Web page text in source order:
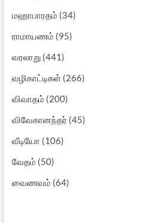
மஹாபாரதம் (34)
ராமாயணம் (95)
வரலாறு(441)
வழிகாட்டிகள்(266)
விவாதம் (200)
விவேகானந்தர் (45)
வீடியோ (106)
வேதம் (50)
வைணவம் (64)